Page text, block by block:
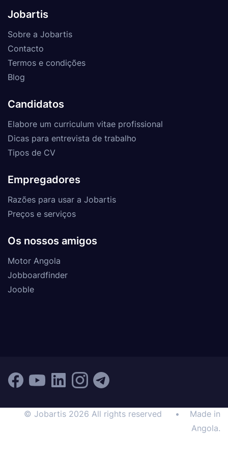
Jobartis
Sobre a Jobartis
Contacto
Termos e condições
Blog
Candidatos
Elabore um curriculum vitae profissional
Dicas para entrevista de trabalho
Tipos de CV
Empregadores
Razões para usar a Jobartis
Preços e serviços
Os nossos amigos
Motor Angola
Jobboardfinder
Jooble
© Jobartis 2026 All rights reserved •
Made in
Angola.